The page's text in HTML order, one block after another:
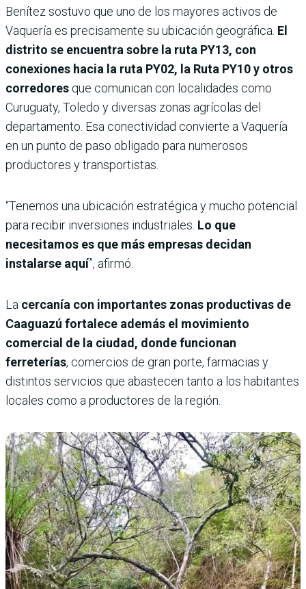
Benítez sostuvo que uno de los mayores activos de
Vaquería es precisamente su ubicación geográfica. El
distrito se encuentra sobre la ruta PY13, con
conexiones hacia la ruta PY02, la Ruta PY10 y otros
corredores que comunican con localidades como
Curuguaty, Toledo y diversas zonas agrícolas del
departamento. Esa conectividad convierte a Vaquería
en un punto de paso obligado para numerosos
productores y transportistas.
“Tenemos una ubicación estratégica y mucho potencial
para recibir inversiones industriales. Lo que
necesitamos es que más empresas decidan
instalarse aquí”, afirmó.
La cercanía con importantes zonas productivas de
Caaguazú fortalece además el movimiento
comercial de la ciudad, donde funcionan
ferreterías, comercios de gran porte, farmacias y
distintos servicios que abastecen tanto a los habitantes
locales como a productores de la región.